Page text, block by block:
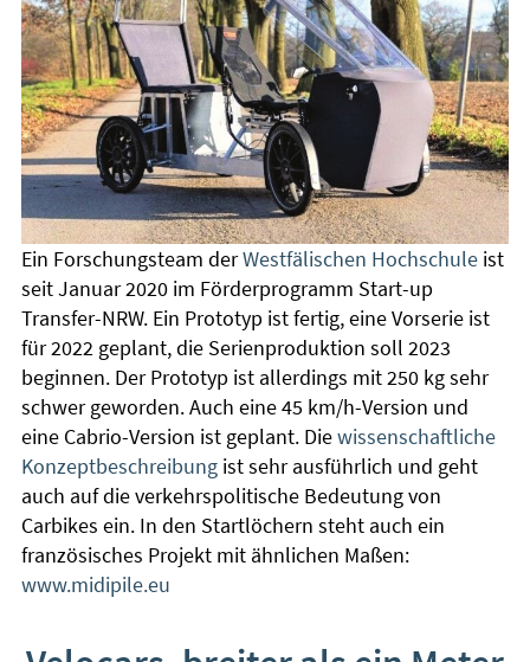
Ein Forschungsteam derWestfälischen Hochschule ist
seit Januar 2020 im Förderprogramm Start-up
Transfer-NRW. Ein Prototyp ist fertig, eine Vorserie ist
für 2022 geplant, die Serienproduktion soll 2023
beginnen. Der Prototyp ist allerdings mit 250 kg sehr
schwer geworden. Auch eine 45 km/h-Version und
eine Cabrio-Version ist geplant. Diewissenschaftliche
Konzeptbeschreibung ist sehr ausführlich und geht
auch auf die verkehrspolitische Bedeutung von
Carbikes ein. In den Startlöchern steht auch ein
französisches Projekt mit ähnlichen Maßen:
www.midipile.eu